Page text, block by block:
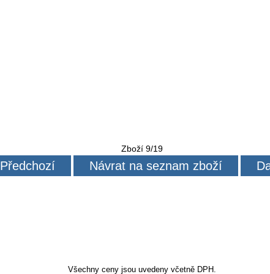
Zboží 9/19
Předchozí Návrat na seznam zboží
Všechny ceny jsou uvedeny včetně DPH.